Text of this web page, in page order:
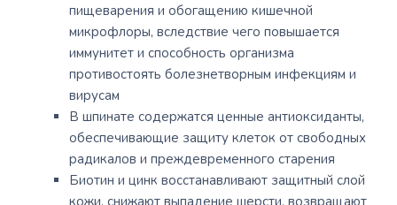
пищеварения и обогащению кишечной
микрофлоры, вследствие чего повышается
иммунитет и способность организма
противостоять болезнетворным инфекциям и
вирусам
В шпинате содержатся ценные антиоксиданты,
обеспечивающие защиту клеток от свободных
радикалов и преждевременного старения
Биотин и цинк восстанавливают защитный слой